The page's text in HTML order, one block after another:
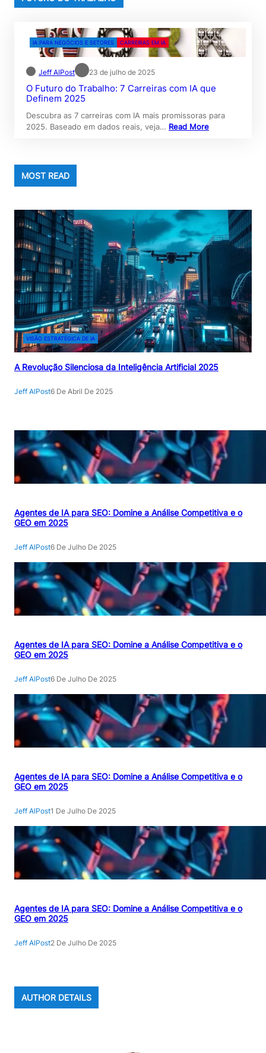
IA PARA NEGÓCIOS E SETORES CARREIRAS EM IA
Jeff AIPost 23 de julho de 2025
O Futuro do Trabalho: 7 Carreiras com IA que
Definem 2025
Descubra as 7 carreiras com IA mais promissoras para
2025. Baseado em dados reais, veja… Read More
MOST READ
VISÃO ESTRATÉGICA DE IA
A Revolução Silenciosa da Inteligência Artificial 2025
Jeff AIPost6 De Abril De 2025
Agentes de IA para SEO: Domine a Análise Competitiva e o
GEO em 2025
Jeff AIPost6 De Julho De 2025
Agentes de IA para SEO: Domine a Análise Competitiva e o
GEO em 2025
Jeff AIPost6 De Julho De 2025
Agentes de IA para SEO: Domine a Análise Competitiva e o
GEO em 2025
Jeff AIPost1 De Julho De 2025
Agentes de IA para SEO: Domine a Análise Competitiva e o
GEO em 2025
Jeff AIPost2 De Julho De 2025
AUTHOR DETAILS